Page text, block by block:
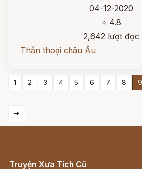
04-12-2020
⭐ 4.8
2,642 lượt đọc
Thần thoại châu Âu
1 2 3 4 5 6 7 8 9
⇥
Truyện Xưa Tích Cũ